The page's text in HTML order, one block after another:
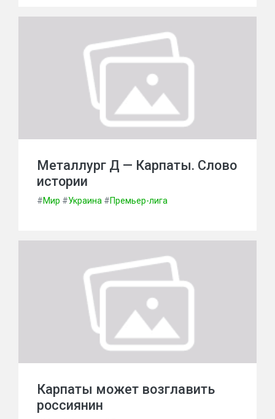
Металлург Д — Карпаты. Слово
истории
#Мир #Украина #Премьер-лига
Карпаты может возглавить
россиянин